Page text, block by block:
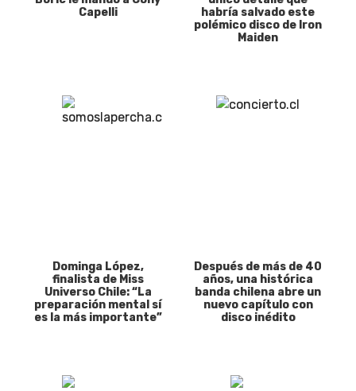
Capelli
habría salvado este
polémico disco de Iron
Maiden
Dominga López,
finalista de Miss
Universo Chile: “La
preparación mental sí
es la más importante”
Después de más de 40
años, una histórica
banda chilena abre un
nuevo capítulo con
disco inédito